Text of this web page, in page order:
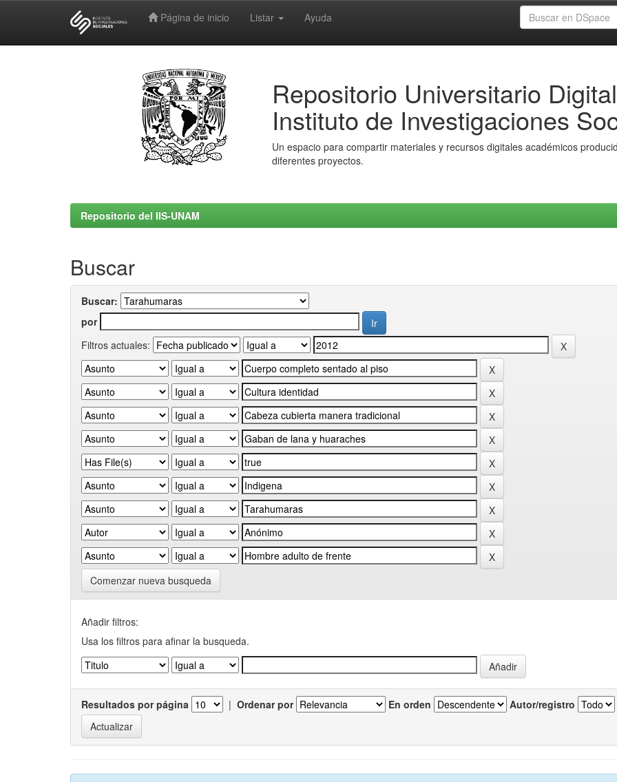
Página de inicio Listar Ayuda
Repositorio Universitario Digital
Instituto de Investigaciones
Un espacio para compartir materiales y recursos digitales académicos
diferentes proyectos.
Repositorio del IIS-UNAM
Buscar
Buscar:
por
Filtros actuales:
Comenzar nueva busqueda
Añadir filtros:
Usa los filtros para afinar la busqueda.
Resultados por página | Ordenar por En orden Autor/registro